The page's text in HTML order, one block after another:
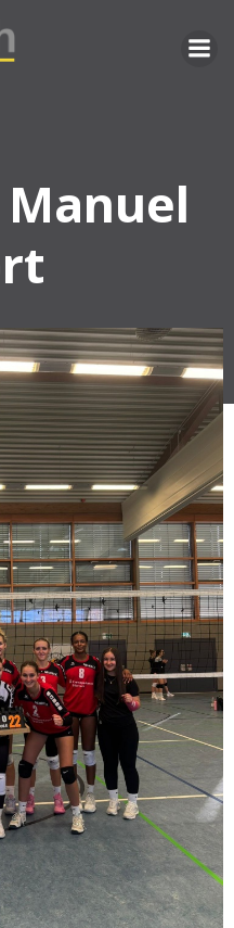
Inhalt
Manuel